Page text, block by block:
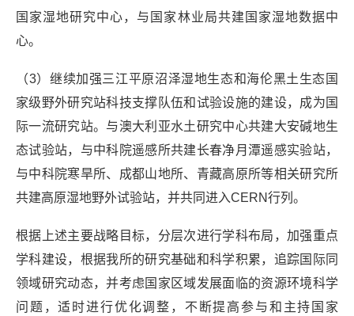
国家湿地研究中心，与国家林业局共建国家湿地数据中
心。
（3）继续加强三江平原沼泽湿地生态和海伦黑土生态国
家级野外研究站科技支撑队伍和试验设施的建设，成为国
际一流研究站。与澳大利亚水土研究中心共建大安碱地生
态试验站，与中科院遥感所共建长春净月潭遥感实验站，
与中科院寒旱所、成都山地所、青藏高原所等相关研究所
共建高原湿地野外试验站，并共同进入CERN行列。
根据上述主要战略目标，分层次进行学科布局，加强重点
学科建设，根据我所的研究基础和科学积累，追踪国际同
领域研究动态，并考虑国家区域发展面临的资源环境科学
问题，适时进行优化调整，不断提高参与和主持国家